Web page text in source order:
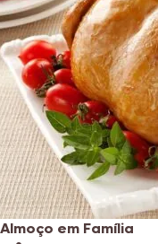
Almoço em Família